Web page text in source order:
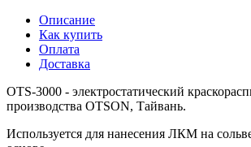
Описание
Как купить
Оплата
Доставка
OTS-3000 - электростатический
производства OTSON, Тайвань.
Используется для нанесения ЛКМ на